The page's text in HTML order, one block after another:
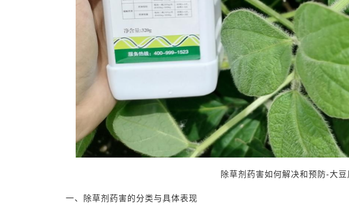
除草剂药害如何解决和预防-大
一、除草剂药害的分类与具体表现